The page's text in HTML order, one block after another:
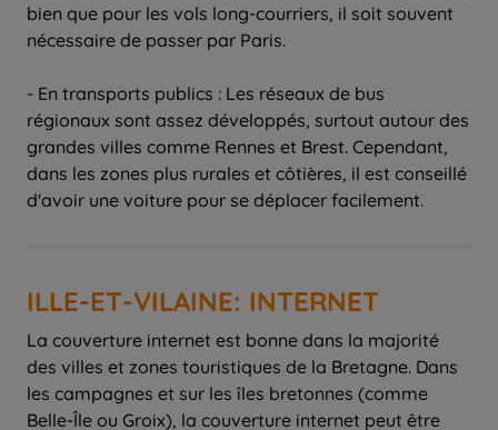
bien que pour les vols long-courriers, il soit souvent
nécessaire de passer par Paris.
- En transports publics : Les réseaux de bus
régionaux sont assez développés, surtout autour des
grandes villes comme Rennes et Brest. Cependant,
dans les zones plus rurales et côtières, il est conseillé
d'avoir une voiture pour se déplacer facilement.
ILLE-ET-VILAINE: INTERNET
La couverture internet est bonne dans la majorité
des villes et zones touristiques de la Bretagne. Dans
les campagnes et sur les îles bretonnes (comme
Belle-Île ou Groix), la couverture internet peut être